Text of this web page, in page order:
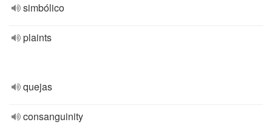
simbólico
plaints
quejas
consanguinity